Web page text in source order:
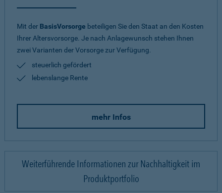
Mit der BasisVorsorge beteiligen Sie den Staat an den Kosten
Ihrer Altersvorsorge. Je nach Anlagewunsch stehen Ihnen
zwei Varianten der Vorsorge zur Verfügung.
steuerlich gefördert
lebenslange Rente
mehr Infos
Weiterführende Informationen zur Nachhaltigkeit im
Produktportfolio